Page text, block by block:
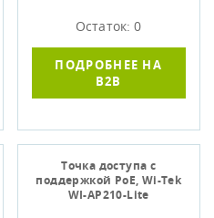
Остаток: 0
ПОДРОБНЕЕ НА
B2B
Точка доступа c
поддержкой PoE, Wi-Tek
WI-AP210-Lite